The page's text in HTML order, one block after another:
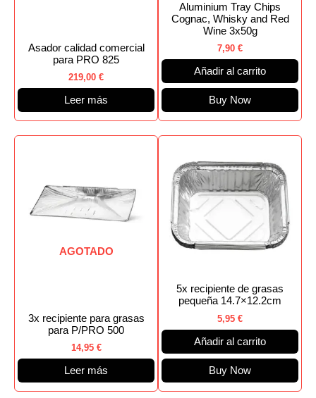
Asador calidad comercial
para PRO 825
219,00 €
Leer más
Aluminium Tray Chips
Cognac, Whisky and Red
Wine 3x50g
7,90 €
Añadir al carrito
Buy Now
AGOTADO
3x recipiente para grasas
para P/PRO 500
14,95 €
Leer más
5x recipiente de grasas
pequeña 14.7×12.2cm
5,95 €
Añadir al carrito
Buy Now